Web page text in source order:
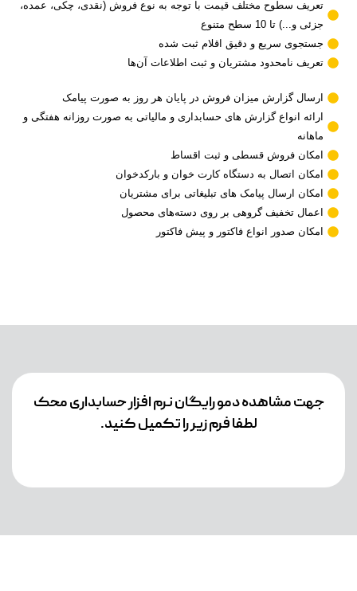
تعریف سطوح مختلف قیمت با توجه به نوع فروش (نقدی، چکی، عمده،
جزئی و...) تا 10 سطح متنوع
جستجوی سریع و دقیق اقلام ثبت شده
تعریف نامحدود مشتریان و ثبت اطلاعات آن‌ها
ارسال گزارش میزان فروش در پایان هر روز به صورت پیامک
ارائه انواع گزارش های حسابداری و مالیاتی به صورت روزانه هفتگی و
ماهانه
امکان فروش قسطی و ثبت اقساط
امکان اتصال به دستگاه کارت خوان و بارکدخوان
امکان ارسال پیامک های تبلیغاتی برای مشتریان
اعمال تخفیف گروهی بر روی دسته‌های محصول
امکان صدور انواع فاکتور و پیش فاکتور
جهت مشاهده دمو رایگان نرم افزار حسابداری محک
لطفا فرم زیر را تکمیل کنید.